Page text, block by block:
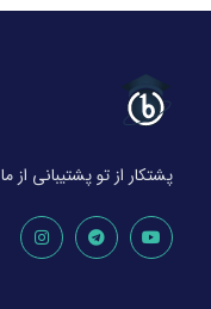
پشتکار از تو پشتیبانی از ما